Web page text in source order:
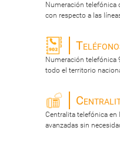
Numeración telefónica
con respecto a las
Numeración telefónica
todo el territorio
Centralita telefónica en
avanzadas sin